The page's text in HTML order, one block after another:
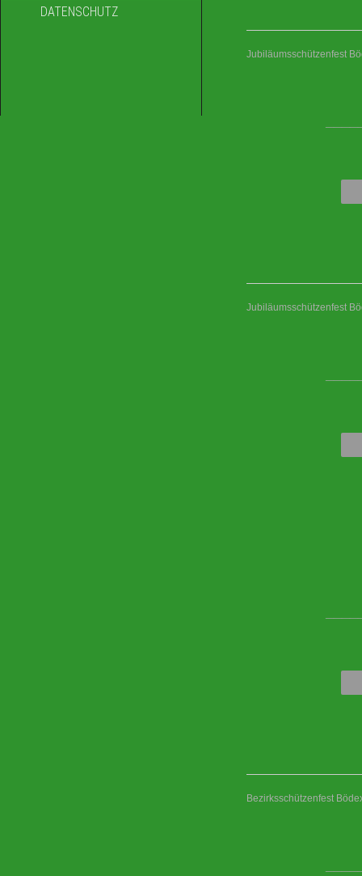
DATENSCHUTZ
Jubiläumsschützenfest
Jubiläumsschützenfest
Bezirksschützenfest